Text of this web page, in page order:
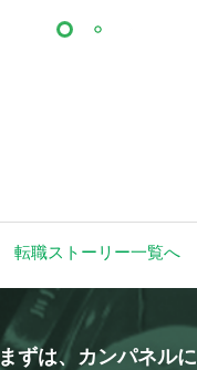
転職ストーリー一覧へ
まずは、カンパネルに